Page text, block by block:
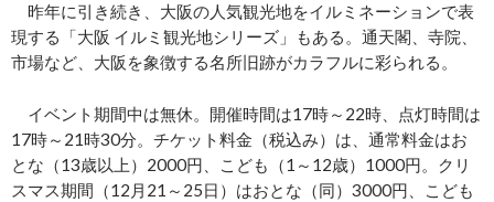
昨年に引き続き、大阪の人気観光地をイルミネーションで表
現する「大阪 イルミ観光地シリーズ」もある。通天閣、寺院、
市場など、大阪を象徴する名所旧跡がカラフルに彩られる。
イベント期間中は無休。開催時間は17時～22時、点灯時間は
17時～21時30分。チケット料金（税込み）は、通常料金はお
とな（13歳以上）2000円、こども（1～12歳）1000円。クリ
スマス期間（12月21～25日）はおとな（同）3000円、こども